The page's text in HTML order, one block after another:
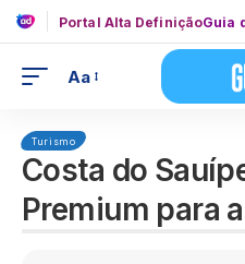
Portal Alta DefiniçãoGuia
Aa
Turismo
Costa do
Premium para